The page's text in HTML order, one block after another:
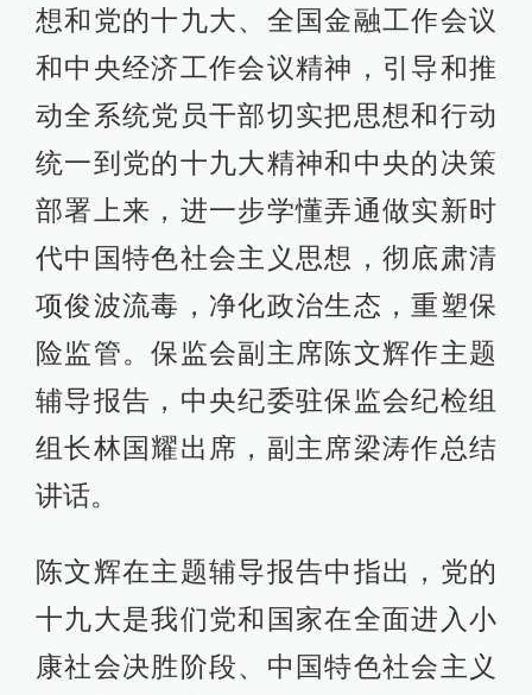
想和党的十九大、全国金融工作会议
和中央经济工作会议精神，引导和推
动全系统党员干部切实把思想和行动
统一到党的十九大精神和中央的决策
部署上来，进一步学懂弄通做实新时
代中国特色社会主义思想，彻底肃清
项俊波流毒，净化政治生态，重塑保
险监管。保监会副主席陈文辉作主题
辅导报告，中央纪委驻保监会纪检组
组长林国耀出席，副主席梁涛作总结
讲话。
陈文辉在主题辅导报告中指出，党的
十九大是我们党和国家在全面进入小
康社会决胜阶段、中国特色社会主义